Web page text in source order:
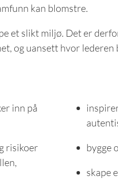
kan blomstre.
et slikt miljø. Det er
og uansett hvor
inn på
risikoer
bygge
skape